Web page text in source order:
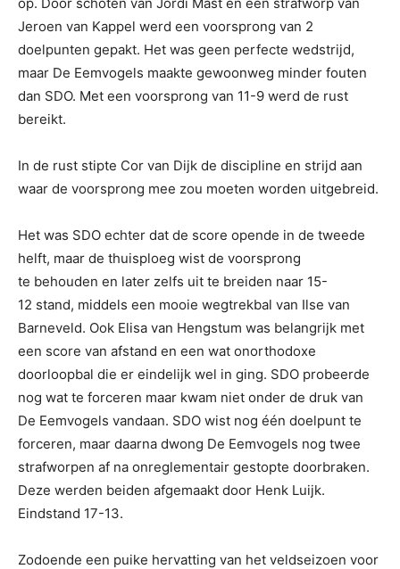
Jeroen van Kappel werd een voorsprong van 2
doelpunten gepakt. Het was geen perfecte wedstrijd,
maar De Eemvogels maakte gewoonweg minder fouten
dan SDO. Met een voorsprong van 11-9 werd de rust
bereikt.
In de rust stipte Cor van Dijk de discipline en strijd aan
waar de voorsprong mee zou moeten worden uitgebreid.
Het was SDO echter dat de score opende in de tweede
helft, maar de thuisploeg wist de voorsprong
te behouden en later zelfs uit te breiden naar 15-
12 stand, middels een mooie wegtrekbal van Ilse van
Barneveld. Ook Elisa van Hengstum was belangrijk met
een score van afstand en een wat onorthodoxe
doorloopbal die er eindelijk wel in ging. SDO probeerde
nog wat te forceren maar kwam niet onder de druk van
De Eemvogels vandaan. SDO wist nog één doelpunt te
forceren, maar daarna dwong De Eemvogels nog twee
strafworpen af na onreglementair gestopte doorbraken.
Deze werden beiden afgemaakt door Henk Luijk.
Eindstand 17-13.
Zodoende een puike hervatting van het veldseizoen voor